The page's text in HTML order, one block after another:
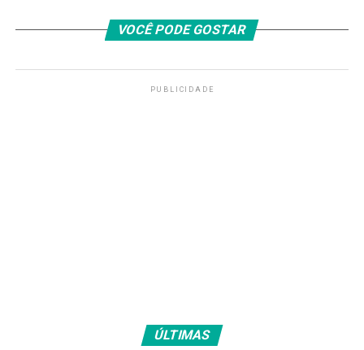
se recuperar na Ligue 1.
Vice-campeão da Champions, o PSG só vai estrear no
meio de setembro. O elenco do atual campeão ganhou
VOCÊ PODE GOSTAR
PUBLICIDADE
ÚLTIMAS